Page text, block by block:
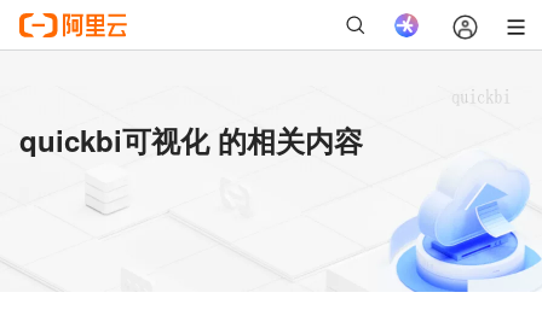
quickbi可视化 的相关内容